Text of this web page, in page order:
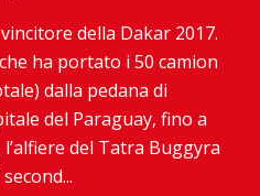
della Dakar 2017.
ha portato i 50 camion
dalla pedana di
del Paraguay, fino a
del Tatra Buggyra